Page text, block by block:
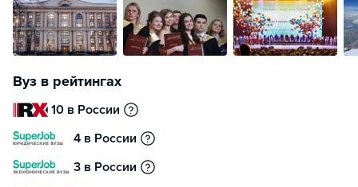
Вуз в рейтингах
10 в России
4 в России
3 в России